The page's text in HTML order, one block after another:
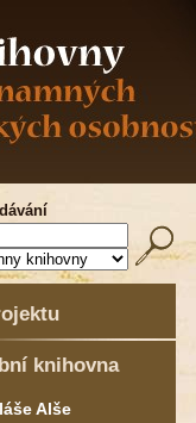
knihovna
Alše